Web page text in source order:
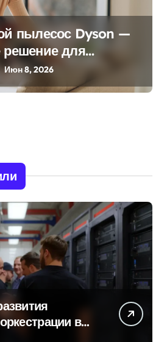
пылесос Dyson —
для
Июн 8, 2026
в